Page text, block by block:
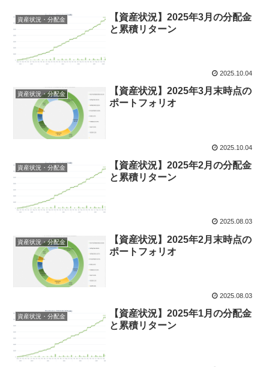
資産状況・分配金
【資産状況】2025年3月の分配金
と累積リターン
2025.10.04
資産状況・分配金
【資産状況】2025年3月末時点の
ポートフォリオ
2025.10.04
資産状況・分配金
【資産状況】2025年2月の分配金
と累積リターン
2025.08.03
資産状況・分配金
【資産状況】2025年2月末時点の
ポートフォリオ
2025.08.03
資産状況・分配金
【資産状況】2025年1月の分配金
と累積リターン